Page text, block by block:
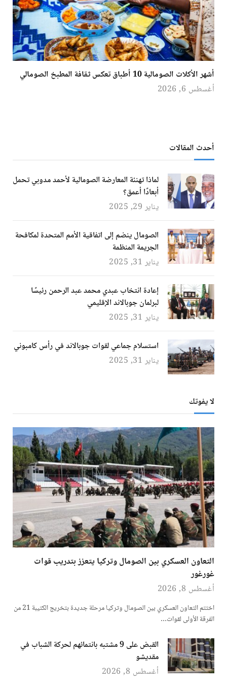
أشهر الأكلات الصومالية 10 أطباق تعكس ثقافة المطبخ الصومالي
أغسطس 6, 2026
أحدث المقالات
لماذا تهنئة المعارضة الصومالية لأحمد مدوبي تحمل
أبعادًا أعمق؟
يناير 29, 2025
الصومال ينضم إلى اتفاقية الأمم المتحدة لمكافحة
الجريمة المنظمة
يناير 31, 2025
إعادة انتخاب عبدي محمد عبد الرحمن رئيسًا
لبرلمان جوبالاند الإقليمي
يناير 31, 2025
استسلام جماعي لقوات جوبالاند في رأس كامبوني
يناير 31, 2025
لا يفوتك
التعاون العسكري بين الصومال وتركيا يتعزز بتدريب قوات
غورغور
أغسطس 8, 2026
اختتم التعاون العسكري بين الصومال وتركيا مرحلة جديدة بتخريج الكتيبة 21 من
الفرقة الأولى لقوات…
القبض على 9 مشتبه بانتمائهم لحركة الشباب في
مقديشو
أغسطس 8, 2026